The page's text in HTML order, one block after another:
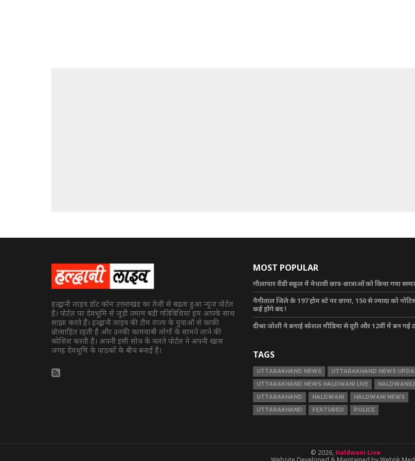
हल्द्वानी लाइव डॉट कॉम उत्तराखंड का तेजी से बढ़ता हुआ न्यूज पोर्टल
है। पोर्टल पर देवभूमि से जुड़ी तमाम बड़ी गतिविधियां हम आपके साथ
साझा करते हैं। हल्द्वानी लाइव की टीम राज्य के युवाओं से काफी
प्रोत्साहित रहती है और उनकी कामयाबी लोगों के सामने लाने की
कोशिश करती है। अपनी इसी सोच के चलते पोर्टल ने अपनी खास
जगह देवभूमि के पाठकों के बीच बनाई है।
MOST POPULAR
गौलापार वैंडी स्कूल में मेधावी छात्र-छात्राओं को किया गया
नैनीताल जिले के 197 होम स्टे पर छापा, 150 से ज्यादा को
कई होंगे बंद !
दीश्रा जोशी ने बनाई सोशल मीडिया से दूरी और 12वीं में बन गई
TAGS
UTTARAKHAND NEWS
UTTARAKHAND NEWS
UTTARAKHAND NEWS HALDWANI LIVE
UTTARAKHAND
HALDWANI
HALDWANI NEWS
UTTARAKHAND
FEATURED POLICE
© 2026, Haldwani Live